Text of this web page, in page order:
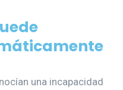
una incapacidad